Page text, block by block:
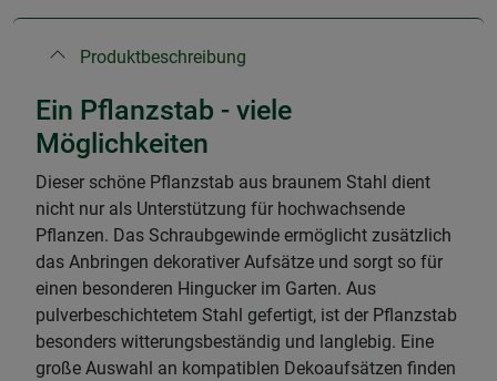
Produktbeschreibung
Ein Pflanzstab - viele
Möglichkeiten
Dieser schöne Pflanzstab aus braunem Stahl dient
nicht nur als Unterstützung für hochwachsende
Pflanzen. Das Schraubgewinde ermöglicht zusätzlich
das Anbringen dekorativer Aufsätze und sorgt so für
einen besonderen Hingucker im Garten. Aus
pulverbeschichtetem Stahl gefertigt, ist der Pflanzstab
besonders witterungsbeständig und langlebig. Eine
große Auswahl an kompatiblen Dekoaufsätzen finden